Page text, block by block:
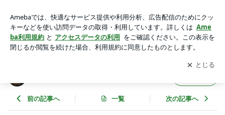
央病院Blogアプリをダウンロードして ブログの更新通知
を受け取りまし
ょう。
開く
前の記事へ 一覧 次の記事へ